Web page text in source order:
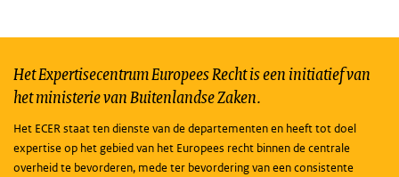
Het Expertisecentrum Europees Recht is een initiatief van
het ministerie van Buitenlandse Zaken.
Het ECER staat ten dienste van de departementen en heeft tot doel
expertise op het gebied van het Europees recht binnen de centrale
overheid te bevorderen, mede ter bevordering van een consistente